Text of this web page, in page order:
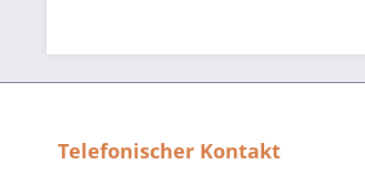
Telefonischer Kontakt